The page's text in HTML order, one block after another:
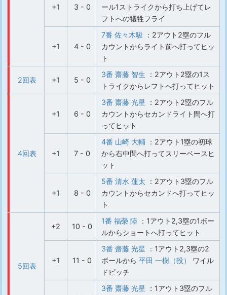
+1 3 - 0
ール1ストライクから打ち上げてレ
フトへの犠牲フライ
+1 4 - 0
7番 佐々木駿 ：2アウト2塁のフル
カウントからライト前へ打ってヒッ
ト
2回表 +1 5 - 0
3番 齋藤 智生 ：2アウト2塁の1ス
トライクからレフトへ打ってヒット
4回表
+1 6 - 0
3番 齋藤 光星 ：2アウト2塁のフル
カウントからセカンドライト間へ打
ってヒット
+1 7 - 0
4番 山崎 大輔 ：2アウト1塁の初球
から右中間へ打ってスリーベースヒ
ット
+1 8 - 0
5番 清水 蓮太 ：2アウト3塁のフル
カウントからセカンドへ打ってヒッ
ト
5回表
+2 10 - 0
1番 福榮 陸 ：1アウト2,3塁の1ボー
ルからショートへ打ってヒット
+1 11 - 0
3番 齋藤 光星 ：1アウト2,3塁の2
ボールから 平田 一樹（投）
ワイル
ドピッチ
3番 齋藤 光星 ：1アウト3塁のフル